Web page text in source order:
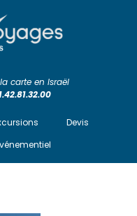
carte en Israël
Devis